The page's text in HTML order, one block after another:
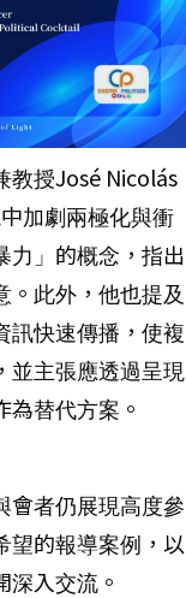
教授José Nicolás
加劇兩極化與衝
力」的概念，指出
。此外，他也提及
訊快速傳播，使複
並主張應透過呈現
替代方案。
會者仍展現高度參
望的報導案例，以
入交流。